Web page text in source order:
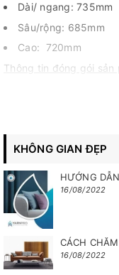
Dài/ ngang: 735mm
Sâu/rộng: 685mm
Cao: 720mm
Thông tin đóng gói sản
Trọng lượng ghế:
Trọng lượng sau
Thể tích: 0.47m³
Qui cách đóng gói:
KHÔNG GIAN ĐẸP
HƯỚNG
16/08/2022
CÁCH
16/08/2022